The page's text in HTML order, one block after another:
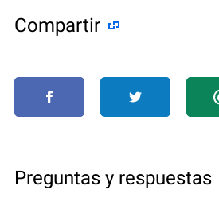
Compartir
Preguntas y respuestas